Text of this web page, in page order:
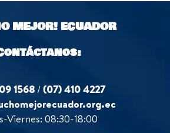
MEJOR!ECUADOR
1568 /(07) 410 4227
Viernes: 08:30-18:00